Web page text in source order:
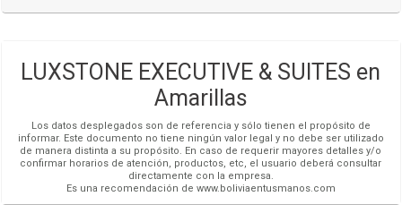
LUXSTONE EXECUTIVE & SUITES en
Amarillas
Los datos desplegados son de referencia y sólo tienen el propósito de
informar. Este documento no tiene ningún valor legal y no debe ser utilizado
de manera distinta a su propósito. En caso de requerir mayores detalles y/o
confirmar horarios de atención, productos, etc, el usuario deberá consultar
directamente con la empresa.
Es una recomendación de www.boliviaentusmanos.com